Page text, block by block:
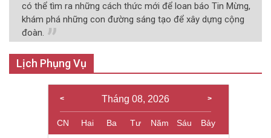
có thể tìm ra những cách thức mới để loan báo Tin Mừng,
khám phá những con đường sáng tạo để xây dựng cộng
đoàn.
Lịch Phụng Vụ
Tháng 08, 2026
CN Hai Ba Tư Năm Sáu Bảy